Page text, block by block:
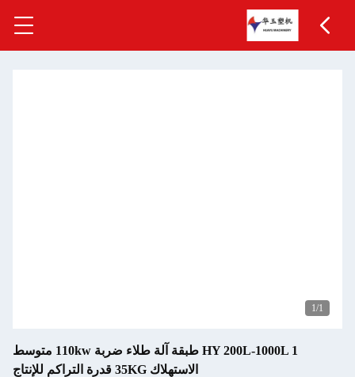
1/1
HY 200L-1000L 1 طبقة آلة طلاء ضربة 110kw متوسط
الاستهلاك 35KG قدرة التراكم للإنتاج